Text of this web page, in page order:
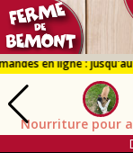
Nourriture pour